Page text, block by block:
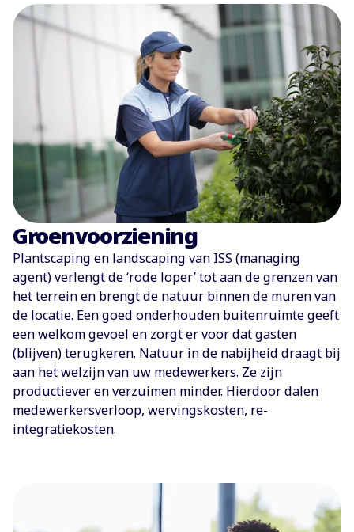
Groenvoorziening
Plantscaping en landscaping van ISS (managing
agent) verlengt de ‘rode loper’ tot aan de grenzen van
het terrein en brengt de natuur binnen de muren van
de locatie. Een goed onderhouden buitenruimte geeft
een welkom gevoel en zorgt er voor dat gasten
(blijven) terugkeren. Natuur in de nabijheid draagt bij
aan het welzijn van uw medewerkers. Ze zijn
productiever en verzuimen minder. Hierdoor dalen
medewerkersverloop, wervingskosten, re-
integratiekosten.